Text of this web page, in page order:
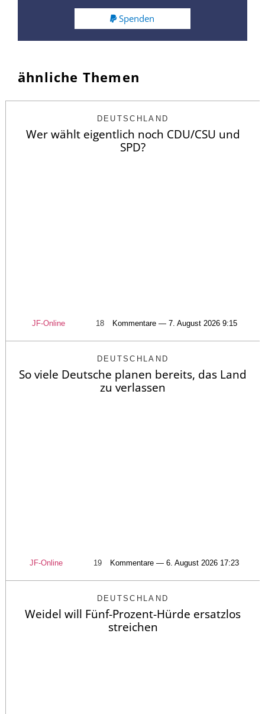
Spenden
ähnliche Themen
DEUTSCHLAND
Wer wählt eigentlich noch CDU/CSU und
SPD?
JF-Online 18 Kommentare — 7. August 2026 9:15
DEUTSCHLAND
So viele Deutsche planen bereits, das Land
zu verlassen
JF-Online 19 Kommentare — 6. August 2026 17:23
DEUTSCHLAND
Weidel will Fünf-Prozent-Hürde ersatzlos
streichen